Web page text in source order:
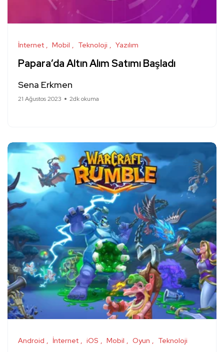
İnternet Mobil Teknoloji Yazılım
Papara’da Altın Alım Satımı Başladı
Sena Erkmen
21 Ağustos 2023 2dk okuma
Android İnternet iOS Mobil Oyun Teknoloji